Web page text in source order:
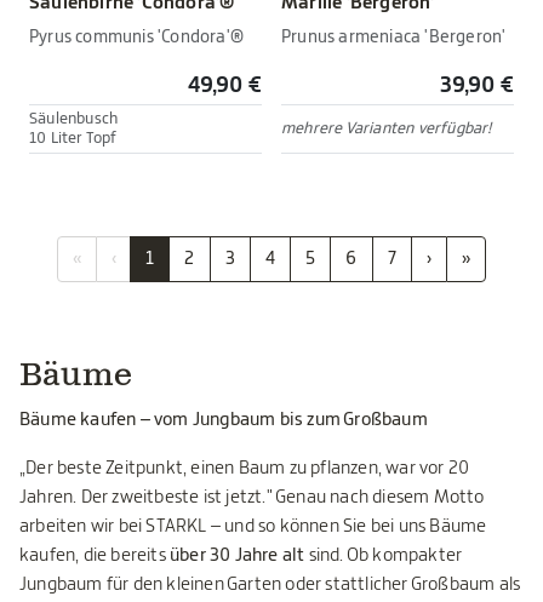
Pyrus communis 'Condora'®
49,90 €
Säulenbusch
10 Liter Topf
Prunus armeniaca 'Bergeron'
39,90 €
mehrere Varianten verfügbar!
« ‹ 1 2 3 4 5 6 7 › »
Bäume
Bäume kaufen – vom Jungbaum bis zum Großbaum
„Der beste Zeitpunkt, einen Baum zu pflanzen, war vor 20
Jahren. Der zweitbeste ist jetzt." Genau nach diesem Motto
arbeiten wir bei STARKL – und so können Sie bei uns Bäume
kaufen, die bereits über 30 Jahre alt sind. Ob kompakter
Jungbaum für den kleinen Garten oder stattlicher Großbaum als